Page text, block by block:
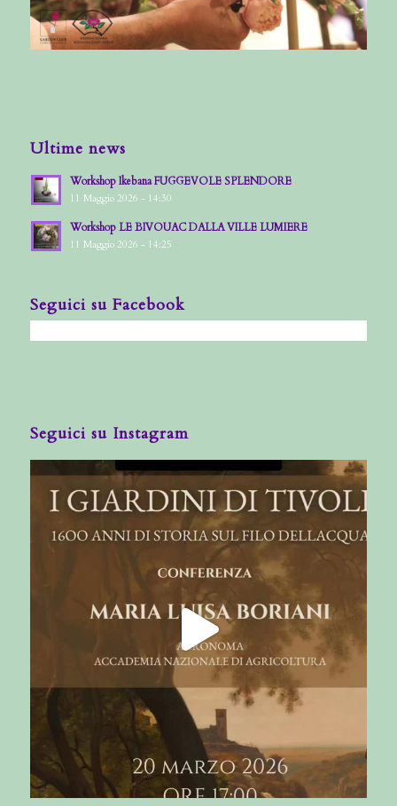
Ultime news
Workshop Ikebana FUGGEVOLE SPLENDORE
11 Maggio 2026 - 14:30
Workshop LE BIVOUAC DALLA VILLE LUMIERE
11 Maggio 2026 - 14:25
Seguici su Facebook
Seguici su Instagram